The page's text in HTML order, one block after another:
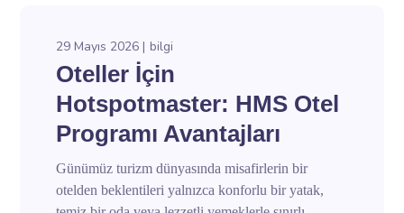
29 Mayıs 2026 bilgi
Oteller İçin
Hotspotmaster: HMS Otel
Programı Avantajları
Günümüz turizm dünyasında misafirlerin bir
otelden beklentileri yalnızca konforlu bir yatak,